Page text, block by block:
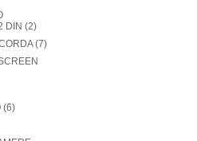
DIN (2)
(7)
(6)